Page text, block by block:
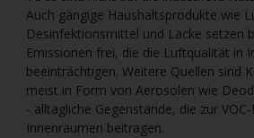
Auch gängige Haushaltsprodukte wie
Desinfektionsmittel und Lacke setzen
Emissionen frei, die die Luftqualität in
beeinträchtigen. Weitere Quellen sind
meist in Form von Aerosolen wie
- alltägliche Gegenstände, die zur
Innenräumen beitragen.